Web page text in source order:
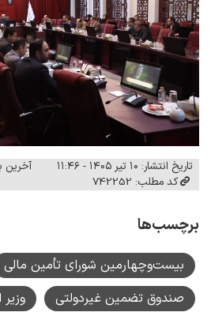
تاریخ انتشار: ۱۰ تیر ۱۴۰۵ - ۱۱:۴۶
آخرین
کد مطلب: 742252
برچسب‌ها
بیست‌وچهارمین شورای تأمین مالی
صندوق تضمین غیردولتی